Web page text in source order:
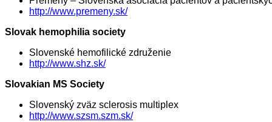
http://www.premeny.sk/
Slovak hemophilia society
Slovenské hemofilické združenie
http://www.shz.sk/
Slovakian MS Society
Slovenský zväz sclerosis multiplex
http://www.szsm.szm.sk/